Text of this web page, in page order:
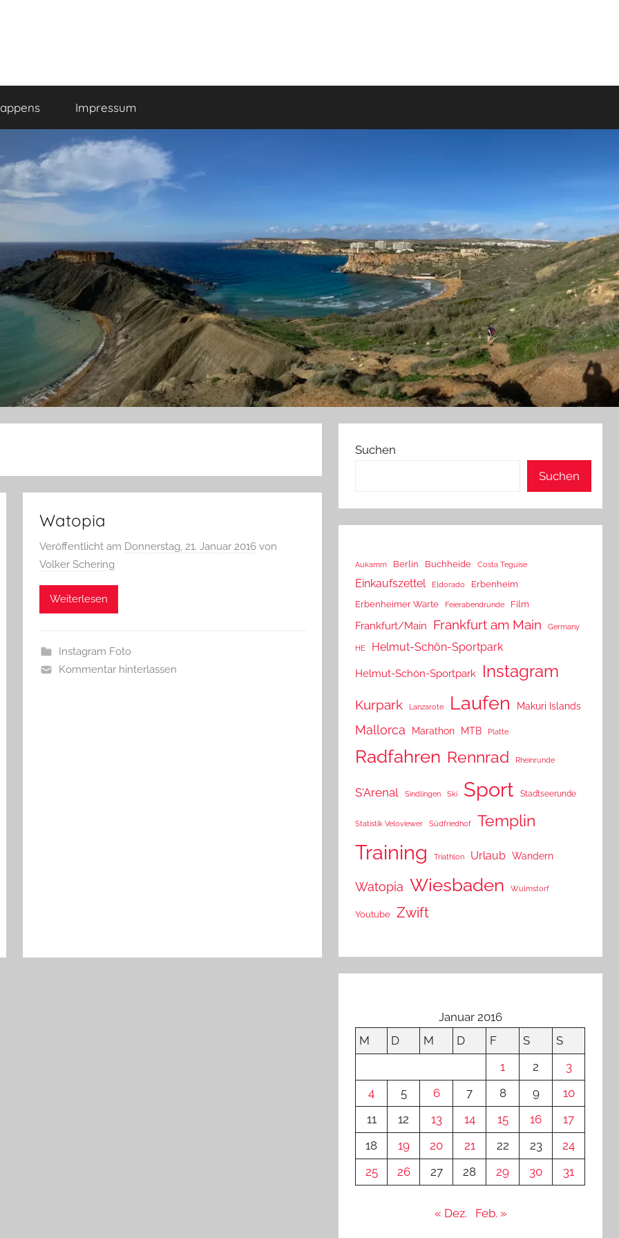
Impressum
Watopia
Veröffentlicht am Donnerstag, 21. Januar 2016 von
Volker Schering
Weiterlesen
Instagram Foto
Kommentar hinterlassen
Suchen
Suchen
Aukamm Berlin Buchheide Costa Teguise
Einkaufszettel Eldorado
Erbenheim
Erbenheimer Warte
Feierabendrunde Film
Frankfurt/Main Frankfurt am Main Germany
HE Helmut-Schön-Sportpark
Helmut-Schön-Sportpark Instagram
Kurpark Lanzarote Laufen Makuri Islands
Mallorca Marathon MTB Platte
Radfahren Rennrad Rheinrunde
S'Arenal Sindlingen Ski Sport Stadtseerunde
Statistik Veloviewer Südfriedhof Templin
Training Triathlon Urlaub Wandern
Watopia Wiesbaden Wulmstorf
Youtube Zwift
Januar 2016
M
D M D F S
S
1
2
3
4
5 6 7 8 9
10
11
12 13 14 15 16
17
18
19 20 21 22 23
24
25
26 27 28 29 30 31
« Dez. Feb. »